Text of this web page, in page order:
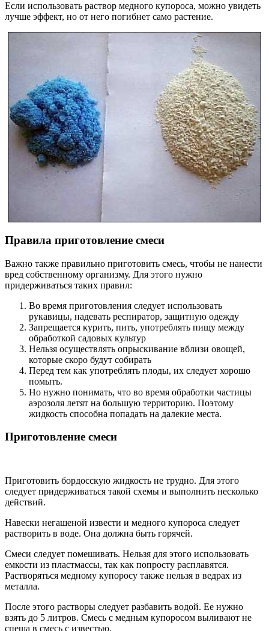
Если использовать раствор медного купороса, можно увидеть
лучше эффект, но от него погибнет само растение.
Правила приготовление смеси
Важно также правильно приготовить смесь, чтобы не нанести
вред собственному организму. Для этого нужно
придерживаться таких правил:
Во время приготовления следует использовать
рукавицы, надевать респиратор, защитную одежду
Запрещается курить, пить, употреблять пищу между
обработкой садовых культур
Нельзя осуществлять опрыскивание вблизи овощей,
которые скоро будут собирать
Перед тем как употреблять плоды, их следует хорошо
помыть.
Но нужно понимать, что во время обработки частицы
аэрозоля летят на большую территорию. Поэтому
жидкость способна попадать на далекие места.
Приготовление смеси
Приготовить бордосскую жидкость не трудно. Для этого
следует придерживаться такой схемы и выполнить несколько
действий.
Навески негашеной извести и медного купороса следует
растворить в воде. Она должна быть горячей.
Смеси следует помешивать. Нельзя для этого использовать
емкости из пластмассы, так как попросту расплавятся.
Растворяться медному купоросу также нельзя в ведрах из
металла.
После этого растворы следует разбавить водой. Ее нужно
взять до 5 литров. Смесь с медным купоросом выливают не
спеша в смесь с известью.